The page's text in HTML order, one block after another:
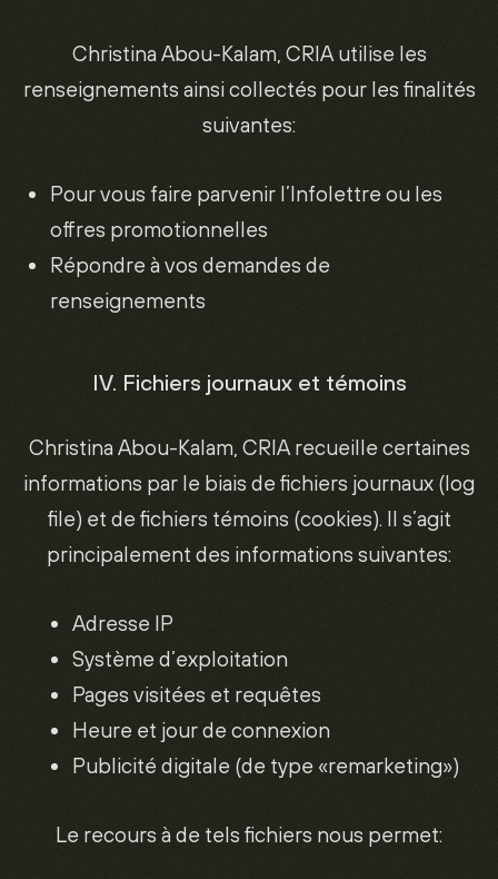
Christina Abou-Kalam, CRIA utilise les
renseignements ainsi collectés pour les finalités
suivantes:
Pour vous faire parvenir l’Infolettre ou les
offres promotionnelles
Répondre à vos demandes de
renseignements
IV. Fichiers journaux et témoins
Christina Abou-Kalam, CRIA recueille certaines
informations par le biais de fichiers journaux (log
file) et de fichiers témoins (cookies). Il s’agit
principalement des informations suivantes:
Adresse IP
Système d’exploitation
Pages visitées et requêtes
Heure et jour de connexion
Publicité digitale (de type «remarketing»)
Le recours à de tels fichiers nous permet: